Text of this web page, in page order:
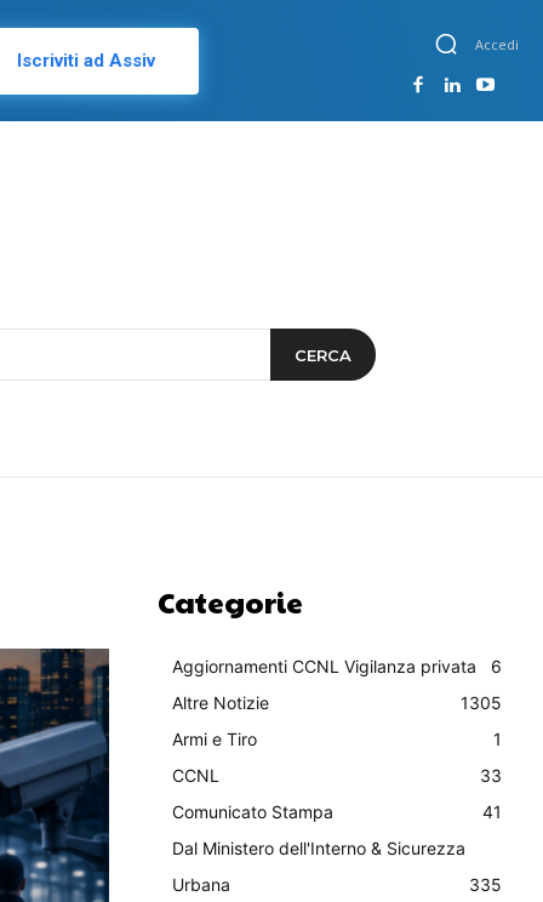
Iscriviti ad Assiv
Accedi
CERCA
Categorie
Aggiornamenti CCNL Vigilanza privata
6
Altre Notizie
1305
Armi e Tiro
1
CCNL
33
Comunicato Stampa
41
Dal Ministero dell'Interno & Sicurezza
Urbana
335